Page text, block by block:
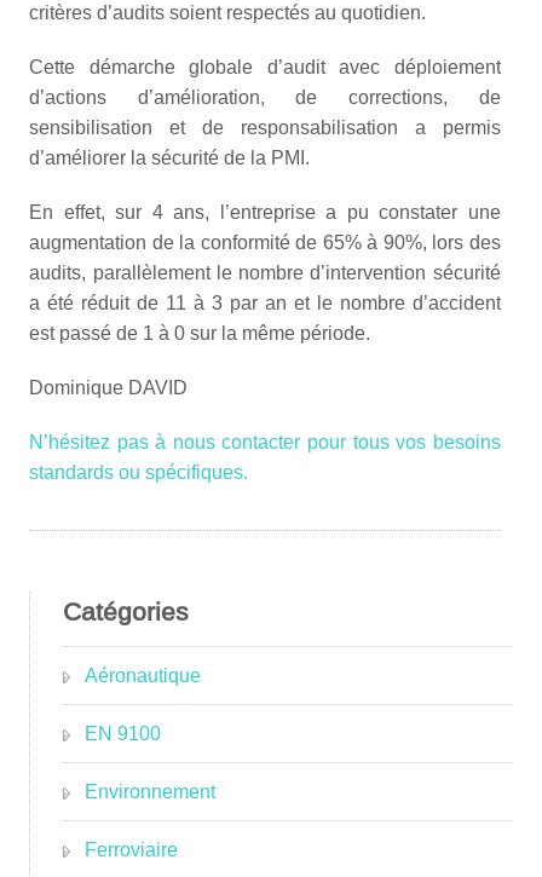
critères d’audits soient respectés au quotidien.
Cette démarche globale d’audit avec déploiement
d’actions d’amélioration, de corrections, de
sensibilisation et de responsabilisation a permis
d’améliorer la sécurité de la PMI.
En effet, sur 4 ans, l’entreprise a pu constater une
augmentation de la conformité de 65% à 90%, lors des
audits, parallèlement le nombre d’intervention sécurité
a été réduit de 11 à 3 par an et le nombre d’accident
est passé de 1 à 0 sur la même période.
Dominique DAVID
N’hésitez pas à nous contacter pour tous vos besoins
standards ou spécifiques.
Catégories
Aéronautique
EN 9100
Environnement
Ferroviaire